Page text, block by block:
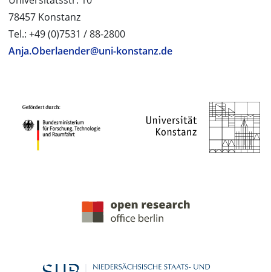
78457 Konstanz
Tel.: +49 (0)7531 / 88-2800
Anja.Oberlaender@uni-konstanz.de